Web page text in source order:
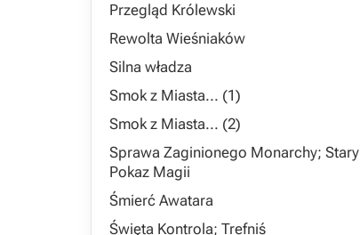
Przegląd Królewski
Rewolta Wieśniaków
Silna władza
Smok z Miasta... (1)
Smok z Miasta... (2)
Sprawa Zaginionego Monarchy; Stary
Pokaz Magii
Śmierć Awatara
Święta Kontrola; Trefniś